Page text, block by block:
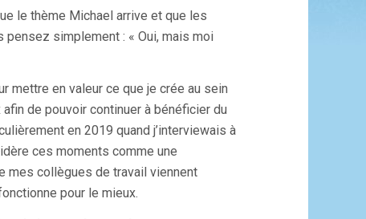
le thème Michael arrive et que les
pensez simplement : « Oui, mais moi
mettre en valeur ce que je crée au sein
de pouvoir continuer à bénéficier du
en 2019 quand j’interviewais à
ces moments comme une
mes collègues de travail viennent
pour le mieux.